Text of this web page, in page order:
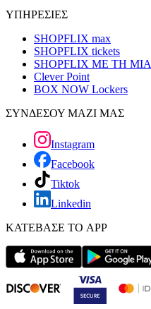
ΥΠΗΡΕΣΙΕΣ
SHOPFLIX max
SHOPFLIX tickets
SHOPFLIX ΜΕ ΤΗ ΜΙΑ
Clever Point
BOX NOW Lockers
ΣΥΝΔΕΣΟΥ ΜΑΖΙ ΜΑΣ
Instagram
Facebook
Tiktok
Linkedin
ΚΑΤΕΒΑΣΕ ΤΟ APP